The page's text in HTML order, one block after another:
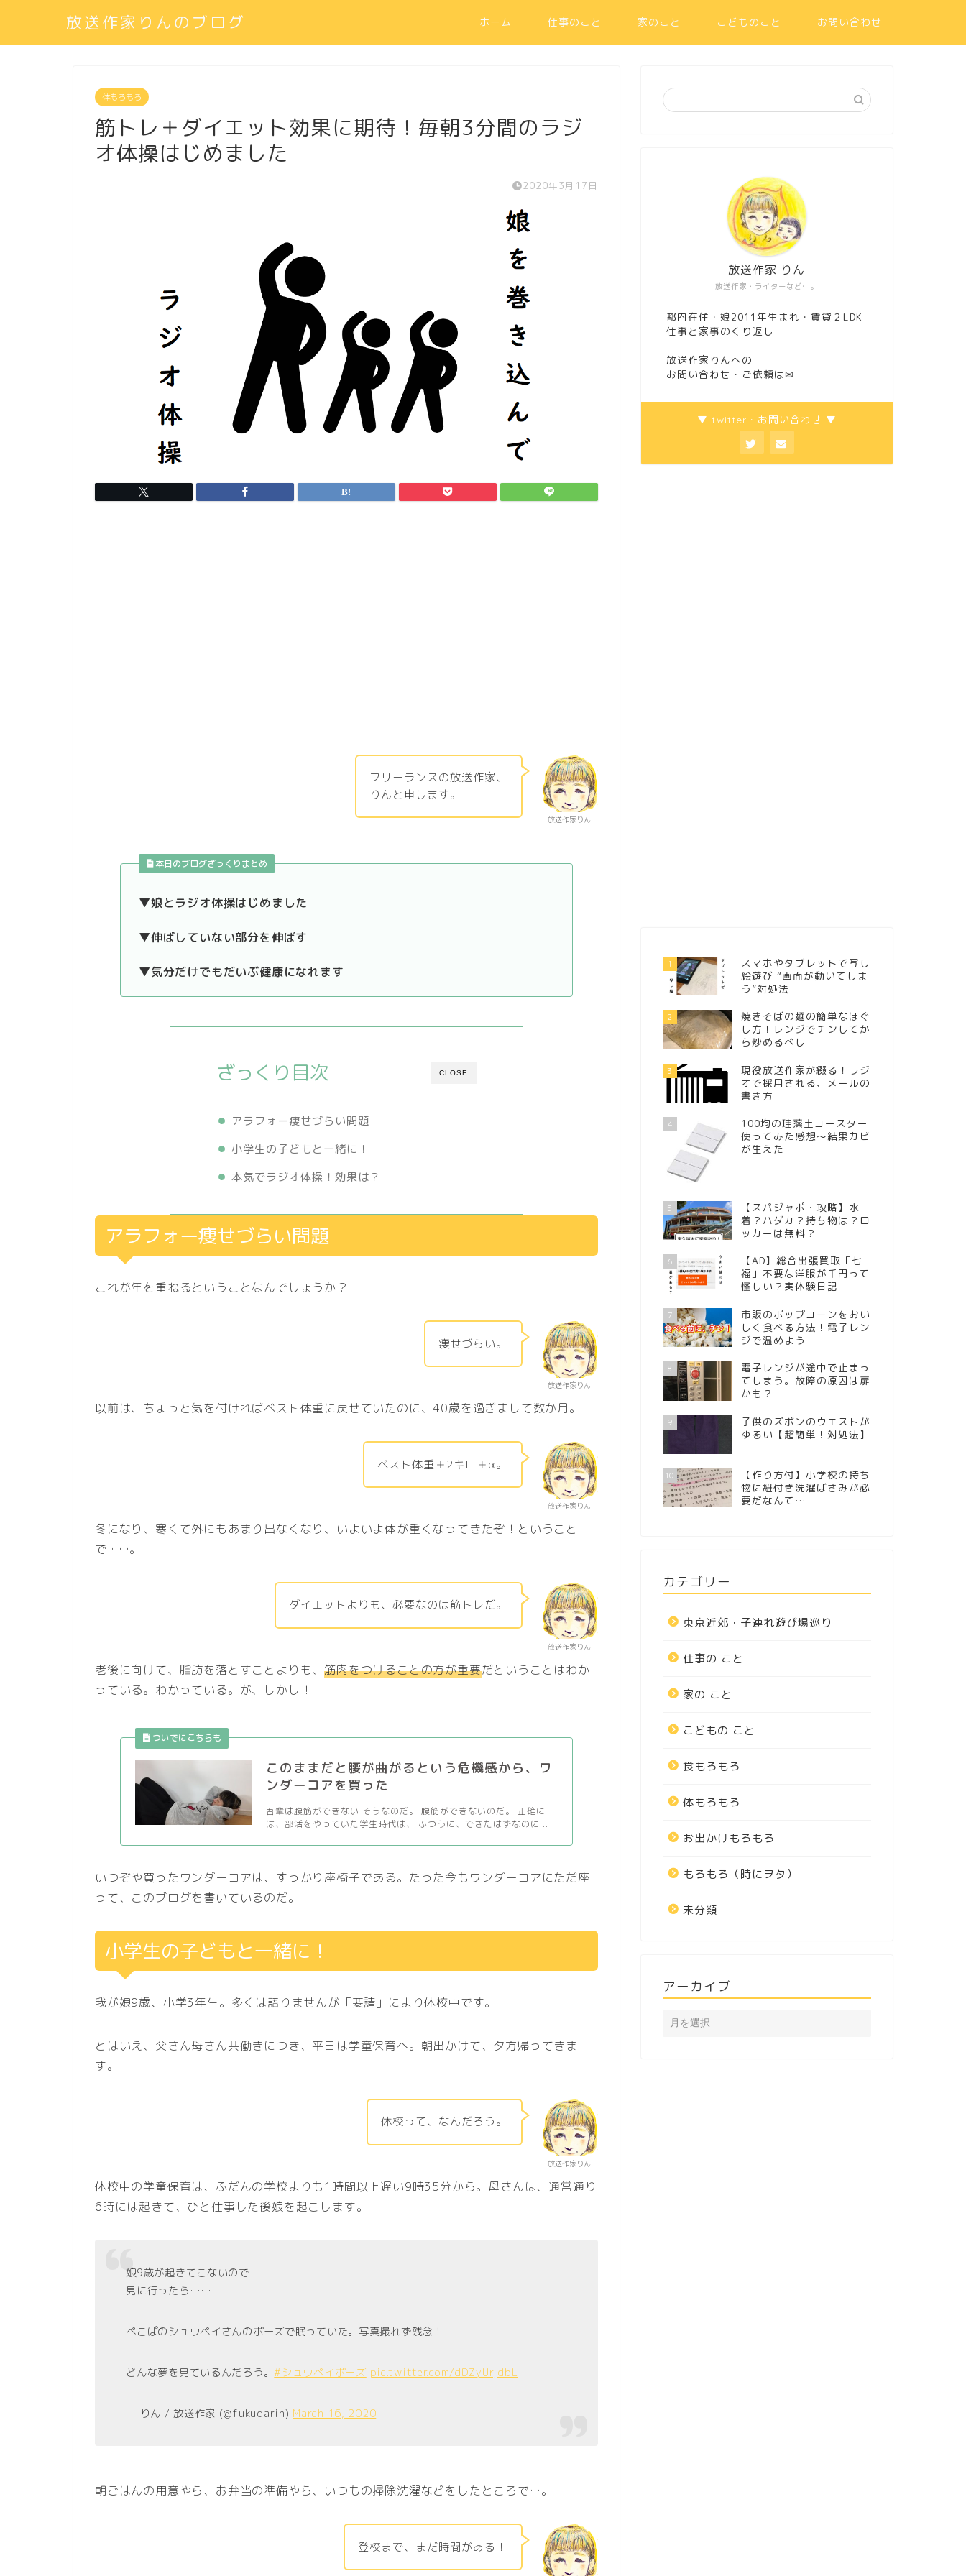
放送作家りんのブログ ホーム 仕事のこと 家のこと こどものこと お問い合わせ
体もろもろ
筋トレ＋ダイエット効果に期待！毎朝3分間のラジ
オ体操はじめました
2020年3月17日
放送作家りん
フリーランスの放送作家、
りんと申します。
本日のブログざっくりまとめ
▼娘とラジオ体操はじめました
▼伸ばしていない部分を伸ばす
▼気分だけでもだいぶ健康になれます
CLOSE
ざっくり目次
アラフォー痩せづらい問題
小学生の子どもと一緒に！
本気でラジオ体操！効果は？
アラフォー痩せづらい問題
これが年を重ねるということなんでしょうか？
放送作家りん
痩せづらい。
以前は、ちょっと気を付ければベスト体重に戻せていたのに、40歳を過ぎまして数か月。
放送作家りん
ベスト体重＋2キロ＋α。
冬になり、寒くて外にもあまり出なくなり、いよいよ体が重くなってきたぞ！ということ
で……。
放送作家りん
ダイエットよりも、必要なのは筋トレだ。
老後に向けて、脂肪を落とすことよりも、筋肉をつけることの方が重要だということはわか
っている。わかっている。が、しかし！
このままだと腰が曲がるという危機感から、ワ
ンダーコアを買った
吾輩は腹筋ができない そうなのだ。 腹筋ができないのだ。 正確に
は、部活をやっていた学生時代は、 ふつうに、できたはずなのに...
いつぞや買ったワンダーコアは、すっかり座椅子である。たった今もワンダーコアにただ座
って、このブログを書いているのだ。
小学生の子どもと一緒に！
我が娘9歳、小学3年生。多くは語りませんが「要請」により休校中です。
とはいえ、父さん母さん共働きにつき、平日は学童保育へ。朝出かけて、夕方帰ってきま
す。
放送作家りん
休校って、なんだろう。
休校中の学童保育は、ふだんの学校よりも1時間以上遅い9時35分から。母さんは、通常通り
6時には起きて、ひと仕事した後娘を起こします。
娘9歳が起きてこないので
見に行ったら……
ぺこぱのシュウペイさんのポーズで眠っていた。写真撮れず残念！
どんな夢を見ているんだろう。 #シュウペイポーズ pic.twitter.com/dDZyUrjdbL
— りん / 放送作家 (@fukudarin) March 16, 2020
朝ごはんの用意やら、お弁当の準備やら、いつもの掃除洗濯などをしたところで…。
登校まで、まだ時間がある！
放送作家・ライターなど…。
放送作家 りん
都内在住・娘2011年生まれ・賃貸２LDK
仕事と家事のくり返し
放送作家りんへの
お問い合わせ・ご依頼は ✉
▼ twitter・お問い合わせ ▼
1
スマホやタブレットで写し
絵遊び “画面が動いてしま
う”対処法
2
焼きそばの麺の簡単なほぐ
し方！レンジでチンしてか
ら炒めるべし
3
現役放送作家が綴る！ラジ
オで採用される、メールの
書き方
4
100均の珪藻土コースター
使ってみた感想～結果カビ
が生えた
5
【スパジャポ・攻略】水
着？ハダカ？持ち物は？ロ
ッカーは無料？
6
【AD】総合出張買取「七
福」不要な洋服が千円って
怪しい？実体験日記
7
市販のポップコーンをおい
しく食べる方法！電子レン
ジで温めよう
8
電子レンジが途中で止まっ
てしまう。故障の原因は扉
かも？
9
子供のズボンのウエストが
ゆるい【超簡単！対処法】
10
【作り方付】小学校の持ち
物に紐付き洗濯ばさみが必
要だなんて…
カテゴリー
東京近郊・子連れ遊び場巡り
仕事の こと
家の こと
こどもの こと
食もろもろ
体もろもろ
お出かけもろもろ
もろもろ（時にヲタ）
未分類
アーカイブ